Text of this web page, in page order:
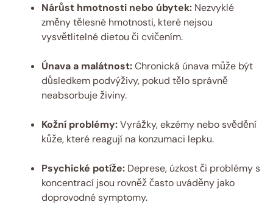
Nárůst hmotnosti nebo úbytek: Nezvyklé
změny tělesné hmotnosti, které nejsou
vysvětlitelné dietou či cvičením.
Únava a malátnost:Chronická únava může být
důsledkem podvýživy, pokud tělo správně
neabsorbuje živiny.
Kožní problémy:Vyrážky, ekzémy nebo svědění
kůže, které reagují na konzumaci lepku.
Psychické potíže: Deprese, úzkost či problémy s
koncentrací jsou rovněž často uváděny jako
doprovodné symptomy.